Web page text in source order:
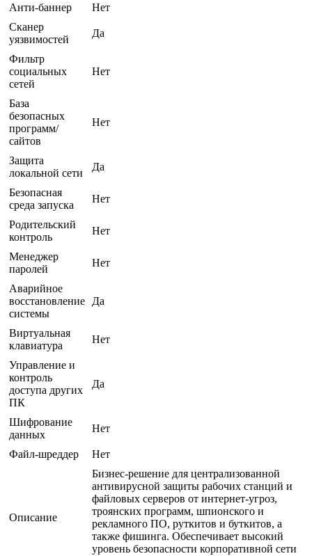
Анти-баннер
Нет
Сканер
уязвимостей
Да
Фильтр
социальных
сетей
Нет
База
безопасных
программ/
сайтов
Нет
Защита
локальной сети
Да
Безопасная
среда запуска
Нет
Родительский
контроль
Нет
Менеджер
паролей
Нет
Аварийное
восстановление
системы
Да
Виртуальная
клавиатура
Нет
Управление и
контроль
доступа других
ПК
Да
Шифрование
данных
Нет
Файл-шреддер Нет
Описание
Бизнес-решение для централизованной
антивирусной защиты рабочих станций и
файловых серверов от интернет-угроз,
троянских программ, шпионского и
рекламного ПО, руткитов и буткитов, а
также фишинга. Обеспечивает высокий
уровень безопасности корпоративной сети